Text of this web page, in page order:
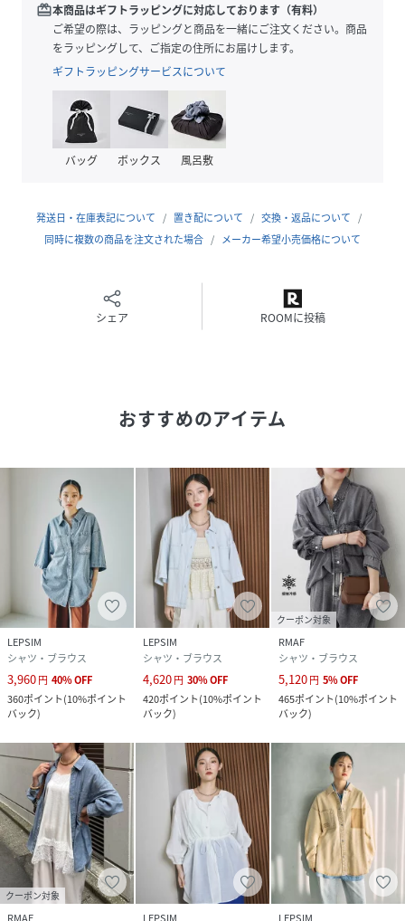
性別タイプ レディース
原産国 CHINA
本体:綿100%
サイズ FREE SIZE
品番
RH2457_639492
(639492-81-09 RH2457
redeem本商品はギフトラッピングに対応しております（有料）
ご希望の際は、ラッピングと商品を一緒にご注文ください。商品
をラッピングして、ご指定の住所にお届けします。
ギフトラッピングサービスについて
バッグ ボックス 風呂敷
発送日・在庫表記について 置き配について
交換・返品について
同時に複数の商品を注文された場合
メーカー希望小売価格について
シェア ROOMに投稿
おすすめのアイテム
LEPSIM
シャツ・ブラウス
3,960円 40%OFF
360ポイント(10%ポイント
バック)
LEPSIM
シャツ・ブラウス
4,620円 30%OFF
420ポイント(10%ポイント
バック)
クーポン対象
RMAF
シャツ・ブラウス
5,120円 5%OFF
465ポイント(10%ポイント
バック)
クーポン対象
RMAF LEPSIM LEPSIM